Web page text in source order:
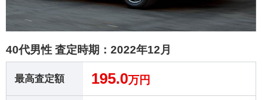
40代男性 査定時期： 2022年12月
最高査定額 195.0万円